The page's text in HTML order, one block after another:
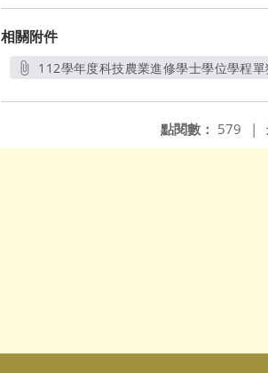
相關附件
112學年度科技農業進修學士學位學程
點閱數： 579 |